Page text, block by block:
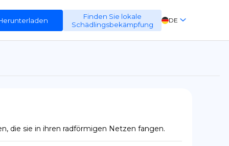
Finden Sie lokale
Schädlingsbekämpfung
DE
EN
die sie in ihren radförmigen Netzen fangen.